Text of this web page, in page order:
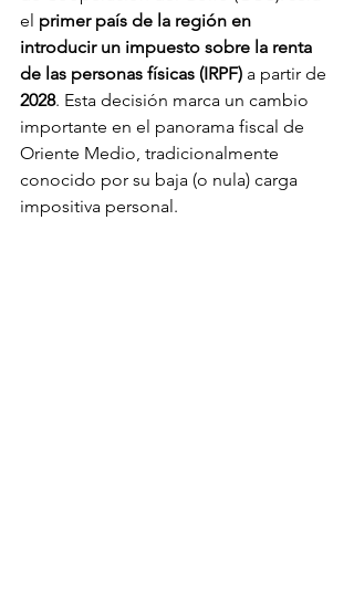
el primer país de la región en
introducir un impuesto sobre la renta
de las personas físicas (IRPF) a partir de
2028. Esta decisión marca un cambio
importante en el panorama fiscal de
Oriente Medio, tradicionalmente
conocido por su baja (o nula) carga
impositiva personal.